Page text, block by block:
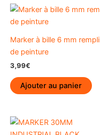
Marker à bille 6 mm rempli
de peinture
3,99€
Ajouter au panier